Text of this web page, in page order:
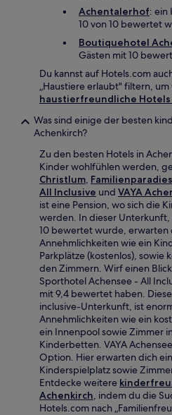
Achentalerhof: ein
10 von 10 bewertet
Boutiquehotel
Gästen mit 10
Du kannst auf Hotels.com
„Haustiere erlaubt" filtern,
haustierfreundliche Hotels
Was sind einige der besten
Achenkirch?
Zu den besten Hotels in
Kinder wohlfühlen werden,
Christlum,
All Inclusive und VAYA
ist eine Pension, wo sich die
werden. In dieser Unterkunft,
10 bewertet wurde,
Annehmlichkeiten wie ein
Parkplätze (kostenlos), sowie
den Zimmern. Wirf einen
Sporthotel Achensee - All
mit 9,4 bewertet haben.
inclusive-Unterkunft, ist
Annehmlichkeiten wie ein
ein Innenpool sowie Zimmer
Kinderbetten. VAYA
Option. Hier erwarten dich
Kinderspielplatz sowie
Entdecke weitere
Achenkirch, indem du die
Hotels.com nach